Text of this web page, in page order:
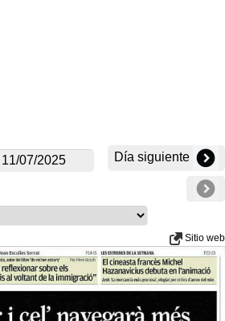
Día siguiente
Sitio web